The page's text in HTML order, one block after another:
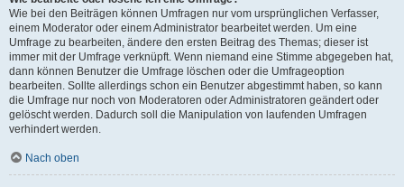
Wie bei den Beiträgen können Umfragen nur vom ursprünglichen Verfasser,
einem Moderator oder einem Administrator bearbeitet werden. Um eine
Umfrage zu bearbeiten, ändere den ersten Beitrag des Themas; dieser ist
immer mit der Umfrage verknüpft. Wenn niemand eine Stimme abgegeben hat,
dann können Benutzer die Umfrage löschen oder die Umfrageoption
bearbeiten. Sollte allerdings schon ein Benutzer abgestimmt haben, so kann
die Umfrage nur noch von Moderatoren oder Administratoren geändert oder
gelöscht werden. Dadurch soll die Manipulation von laufenden Umfragen
verhindert werden.
Nach oben